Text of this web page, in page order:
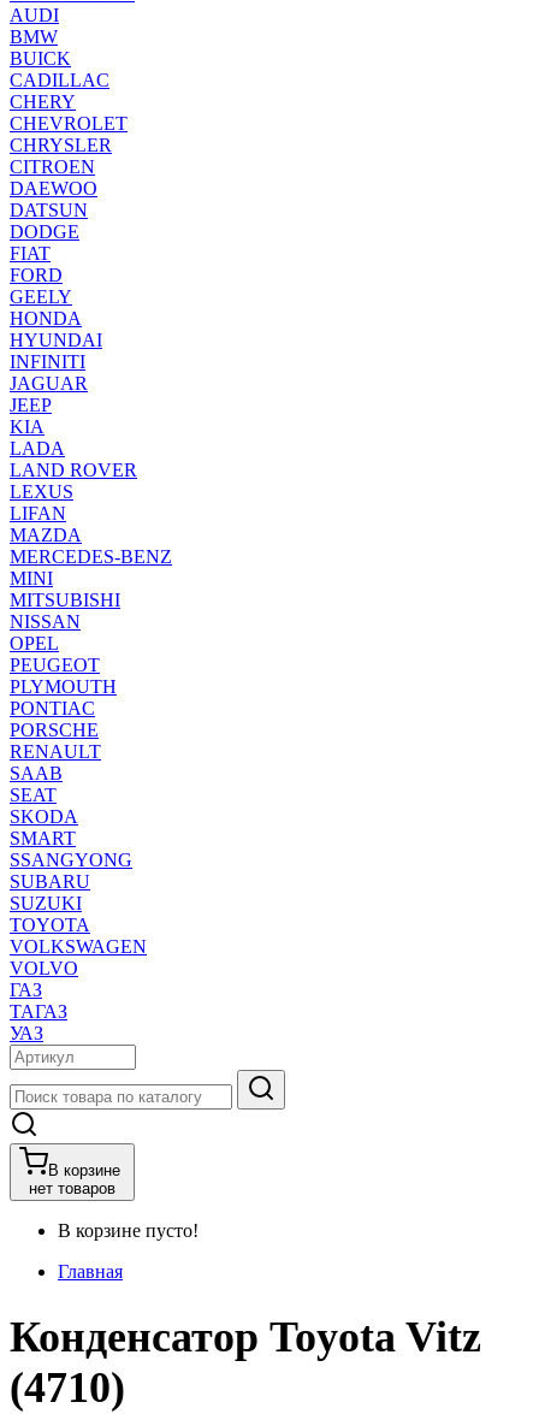
AUDI
BMW
BUICK
CADILLAC
CHERY
CHEVROLET
CHRYSLER
CITROEN
DAEWOO
DATSUN
DODGE
FIAT
FORD
GEELY
HONDA
HYUNDAI
INFINITI
JAGUAR
JEEP
KIA
LADA
LAND ROVER
LEXUS
LIFAN
MAZDA
MERCEDES-BENZ
MINI
MITSUBISHI
NISSAN
OPEL
PEUGEOT
PLYMOUTH
PONTIAC
PORSCHE
RENAULT
SAAB
SEAT
SKODA
SMART
SSANGYONG
SUBARU
SUZUKI
TOYOTA
VOLKSWAGEN
VOLVO
ГАЗ
ТАГАЗ
УАЗ
В корзине
нет товаров
В корзине пусто!
Главная
Конденсатор Toyota Vitz
(4710)